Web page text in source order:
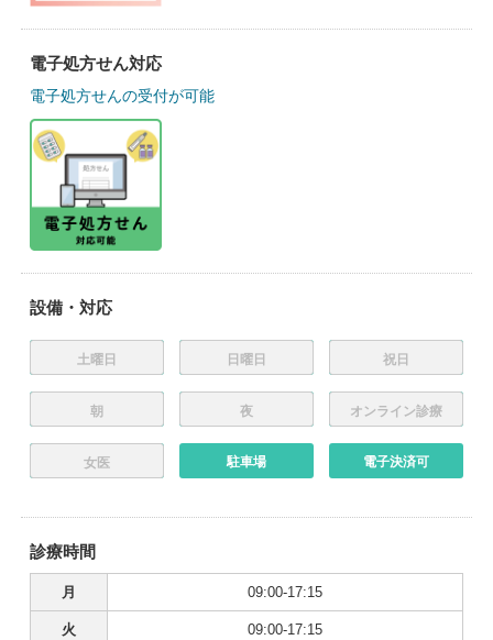
電子処方せん対応
電子処方せんの受付が可能
設備・対応
土曜日 日曜日 祝日
朝 夜 オンライン診療
女医 駐車場 電子決済可
診療時間
月 09:00-17:15
火 09:00-17:15